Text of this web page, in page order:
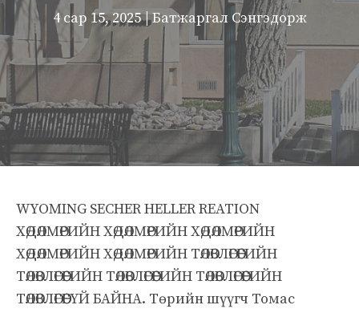
4 сар 15, 2025 | Батжаргал Сэнгэдорж
WYOMING SECHER HELLER REATION
ХӨДӨЛМӨРИЙН ХӨДӨЛМӨРИЙН ХӨДӨЛМӨРИЙН
ХӨДӨЛМӨРИЙН ХӨДӨЛМӨРИЙН ТӨЛӨВЛӨГӨӨГИЙН
ТӨЛӨВЛӨГӨӨГИЙН ТӨЛӨВЛӨГӨӨГИЙН ТӨЛӨВЛӨГӨӨГИЙН
ТӨЛӨВЛӨГӨӨГҮЙ БАЙНА. Төрийн шүүгч Томас